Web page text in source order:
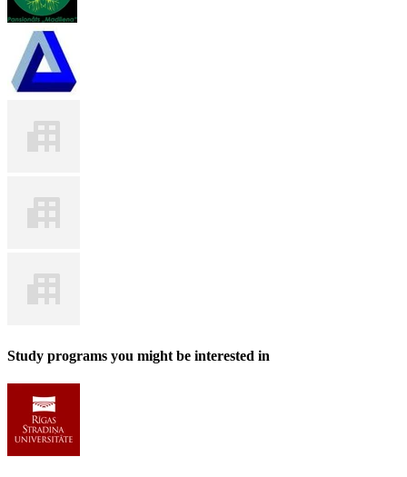
Study programs you might be interested in